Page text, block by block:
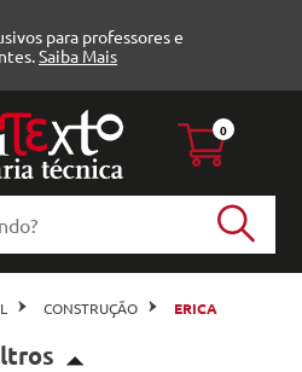
para professores e
Saiba Mais
0
CONSTRUÇÃO ERICA